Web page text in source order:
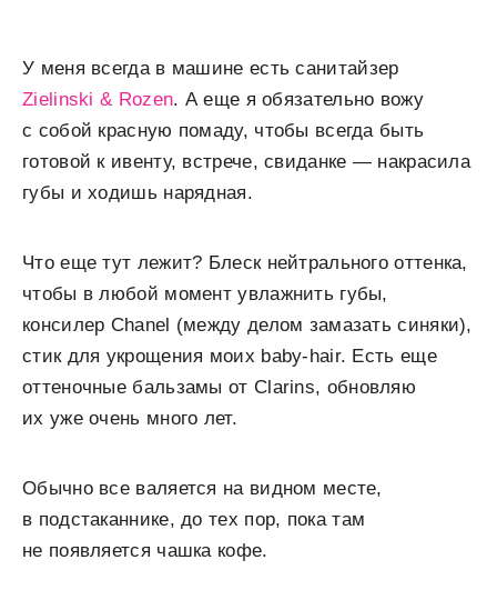
У меня всегда в машине есть санитайзер
Zielinski & Rozen. А еще я обязательно вожу
с собой красную помаду, чтобы всегда быть
готовой к ивенту, встрече, свиданке — накрасила
губы и ходишь нарядная.
Что еще тут лежит? Блеск нейтрального оттенка,
чтобы в любой момент увлажнить губы,
консилер Chanel (между делом замазать синяки),
стик для укрощения моих baby-hair. Есть еще
оттеночные бальзамы от Clarins, обновляю
их уже очень много лет.
Обычно все валяется на видном месте,
в подстаканнике, до тех пор, пока там
не появляется чашка кофе.